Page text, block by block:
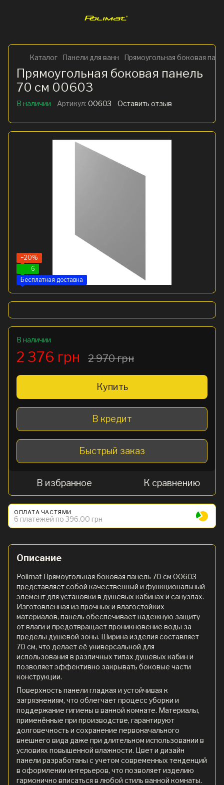
Каталог Панели для ванн Прямоугольная боковая
Прямоугольная боковая панель
70 см 00603
В наличии Артикул: 00603 Оставить отзыв
−20%
6
Бесплатная доставка
В наличии
2 376 грн 2 970 грн
Купить
В кредит
Быстрый заказ
В избранное К сравнению
ОПЛАТА ЧАСТЯМИ
6 платежей по 396.00 грн
Описание
Polimat Прямоугольная боковая панель 70 см 00603
представляет собой качественный и функциональный
элемент для установки в душевых кабинах и санузлах.
Изготовленная из прочных и влагостойких
материалов, панель обеспечивает надежную защиту
от влаги и предотвращает проникновение воды за
пределы душевой зоны. Ширина изделия составляет
70 см, что делает её универсальной для
использования в различных типах душевых кабин и
позволяет эффективно закрывать боковые части
конструкции.
Поверхность панели гладкая и устойчивая к
загрязнениям, что облегчает процесс уборки и
поддержание гигиены в ванной комнате. Материалы,
применённые при производстве, гарантируют
долговечность и сохранение первоначального
внешнего вида даже при длительном использовании в
условиях повышенной влажности. Цвет и дизайн
панели разработаны с учетом современных тенденций
в оформлении интерьеров, что позволяет изделию
гармонично вписаться в любой стиль ванной комнаты.